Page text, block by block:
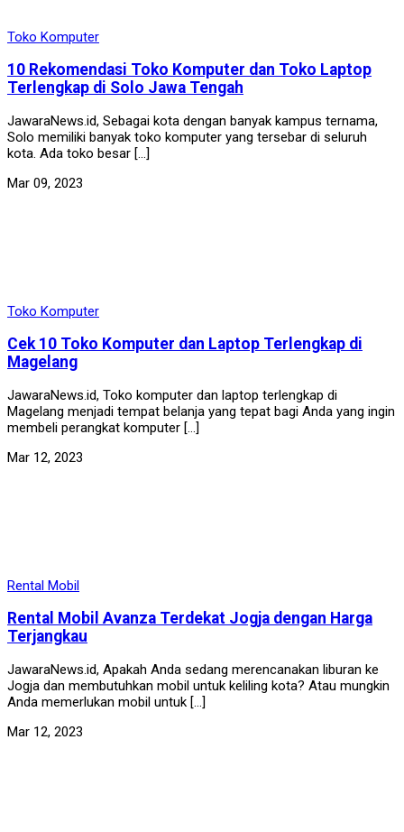
Toko Komputer
10 Rekomendasi Toko Komputer dan Toko Laptop
Terlengkap di Solo Jawa Tengah
JawaraNews.id, Sebagai kota dengan banyak kampus ternama,
Solo memiliki banyak toko komputer yang tersebar di seluruh
kota. Ada toko besar […]
Mar 09, 2023
Toko Komputer
Cek 10 Toko Komputer dan Laptop Terlengkap di
Magelang
JawaraNews.id, Toko komputer dan laptop terlengkap di
Magelang menjadi tempat belanja yang tepat bagi Anda yang ingin
membeli perangkat komputer […]
Mar 12, 2023
Rental Mobil
Rental Mobil Avanza Terdekat Jogja dengan Harga
Terjangkau
JawaraNews.id, Apakah Anda sedang merencanakan liburan ke
Jogja dan membutuhkan mobil untuk keliling kota? Atau mungkin
Anda memerlukan mobil untuk […]
Mar 12, 2023